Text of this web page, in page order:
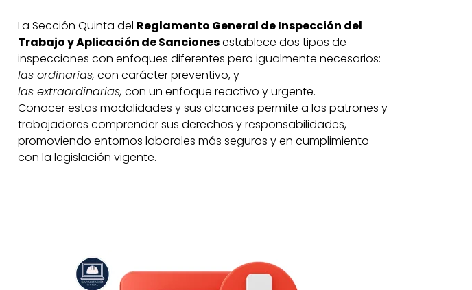
La Sección Quinta del Reglamento General de Inspección del
Trabajo y Aplicación de Sancionesestablece dos tipos de
inspecciones con enfoques diferentes pero igualmente necesarios:
las ordinarias, con carácter preventivo, y
las extraordinarias, con un enfoque reactivo y urgente.
Conocer estas modalidades y sus alcances permite a los patrones y
trabajadores comprender sus derechos y responsabilidades,
promoviendo entornos laborales más seguros y en cumplimiento
con la legislación vigente.